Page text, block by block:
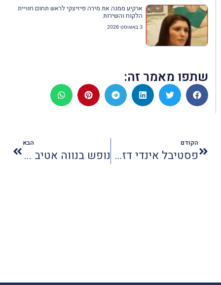
ארקיע ממנה את מירה פיזיצקי לראש תחום חוויית
הלקוח והשירות
3 באוגוסט 2026
שתפו מאמר זה:
הקודם
פסטיבל אינדי דזרט חוזר לגוש עציון
הבא
נופש בנווה אטיב - חבילת קטיף דובדבנים במילס סוויטות